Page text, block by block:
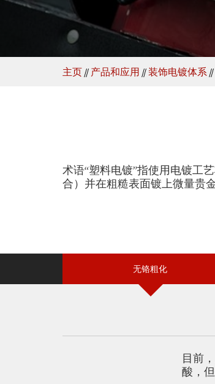
主页// 产品和应用 //装饰电镀体系//
术语“塑料电镀”指使用电镀工
合）并在粗糙表面镀上微量贵
无铬粗化
目前
酸，